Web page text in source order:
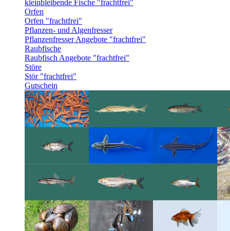
kleinbleibende Fische "frachtfrei"
Orfen
Orfen "frachtfrei"
Pflanzen- und Algenfresser
Pflanzenfresser Angebote "frachtfrei"
Raubfische
Raubfisch Angebote "frachtfrei"
Störe
Stör "frachtfrei"
Gutschein